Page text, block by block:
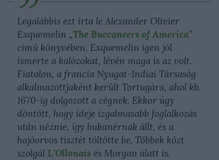
Legalábbis ezt írta le Alexander Olivier
Exquemelin „The Buccaneers of America”
című könyvében. Exquemelin igen jól
ismerte a kalózokat, lévén maga is az volt.
Fiatalon, a francia Nyugat-Indiai Társaság
alkalmazottjaként került Tortugára, ahol kb.
1670-ig dolgozott a cégnek. Ekkor úgy
döntött, hogy ideje izgalmasabb foglalkozás
után néznie, így bukanérnak állt, és a
hajóorvos tisztét töltötte be. Többek közt
szolgál L’Ollonais és Morgan alatt is.